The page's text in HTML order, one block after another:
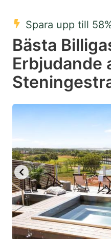
select
a
date.
Press
question
mark
to
get
the
keyboard
shortcuts
for
Spara upp till
Bästa
Erbjudande